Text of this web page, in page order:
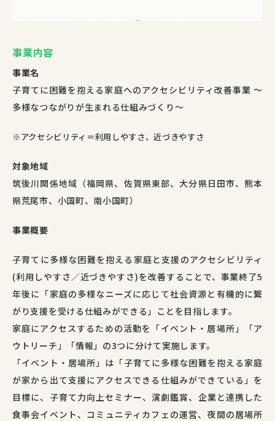
事業内容
事業名
子育てに困難を抱える家庭へのアクセシビリティ改善事業 ～
多様なつながりが生まれる仕組みづくり～
※アクセシビリティ＝利用しやすさ、近づきやすさ
対象地域
筑後川関係地域（福岡県、佐賀県東部、大分県日田市、熊本
県荒尾市、小国町、南小国町）
事業概要
子育てに多様な困難を抱える家庭と支援のアクセシビリティ
(利用しやすさ／近づきやすさ)を改善することで、事業終了5
年後に「家庭の多様なニーズに応じて社会資源と有機的に繋
がり支援を受ける仕組みができる」ことを目指します。
家庭にアクセスするための活動を「イベント・居場所」「ア
ウトリーチ」「情報」の3つに分けて実施します。
「イベント・居場所」は「子育てに多様な困難を抱える家庭
が家から出て支援にアクセスできる仕組みができている」を
目標に、子育て力向上セミナー、演劇鑑賞、企業と連携した
食事会イベント、コミュニティカフェの運営、夜間の居場所